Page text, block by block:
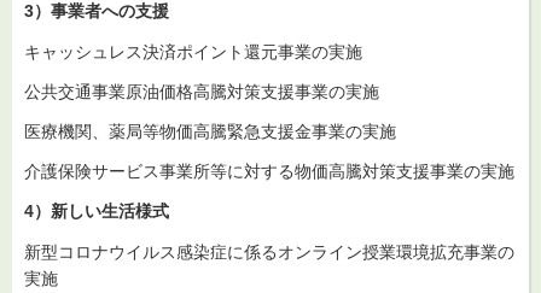
3）事業者への支援
キャッシュレス決済ポイント還元事業の実施
公共交通事業原油価格高騰対策支援事業の実施
医療機関、薬局等物価高騰緊急支援金事業の実施
介護保険サービス事業所等に対する物価高騰対策支援事業の実施
4）新しい生活様式
新型コロナウイルス感染症に係るオンライン授業環境拡充事業の
実施